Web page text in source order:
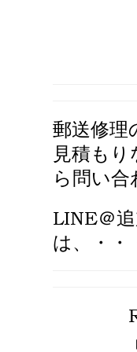
郵送修理
見積も
ら問い
LINE＠
は、・